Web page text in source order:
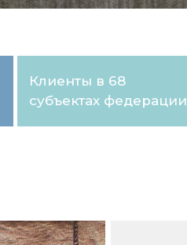
Клиенты в 68
субъектах федерации